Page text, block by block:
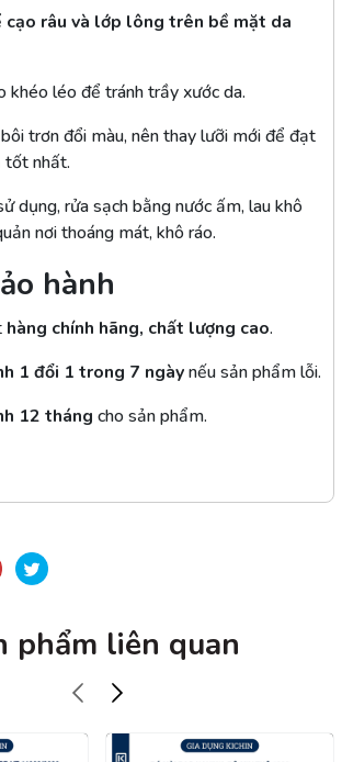
cạo râu và lớp lông trên bề mặt da
khéo léo để tránh trầy xước da.
bôi trơn đổi màu, nên thay lưỡi mới để đạt
tốt nhất.
dụng, rửa sạch bằng nước ấm, lau khô
nơi thoáng mát, khô ráo.
hành
hàng chính hãng, chất lượng cao.
1 đổi 1 trong 7 ngàynếu sản phẩm lỗi.
12 tháng cho sản phẩm.
phẩm liên quan